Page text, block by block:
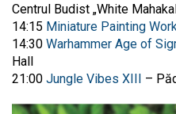
Centrul Budist „White
14:15 Miniature Painting
14:30 Warhammer Age of
Hall
21:00 Jungle Vibes XIII –